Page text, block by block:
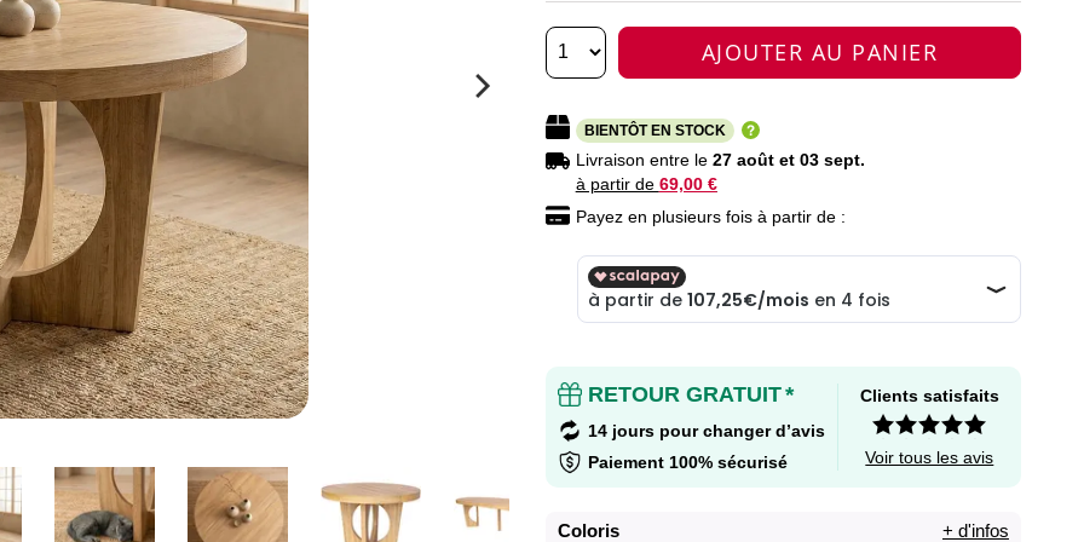
AJOUTER AU PANIER
BIENTÔT EN STOCK
Livraison entre le 27 août et 03 sept.
à partir de 69,00 €
Payez en plusieurs fois à partir de :
RETOUR GRATUIT*
14 jours pour changer d’avis
Paiement 100% sécurisé
Clients satisfaits
Voir tous les avis
Coloris + d'infos